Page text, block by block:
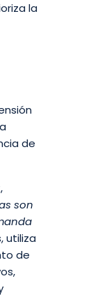
la
de
son
utiliza
de